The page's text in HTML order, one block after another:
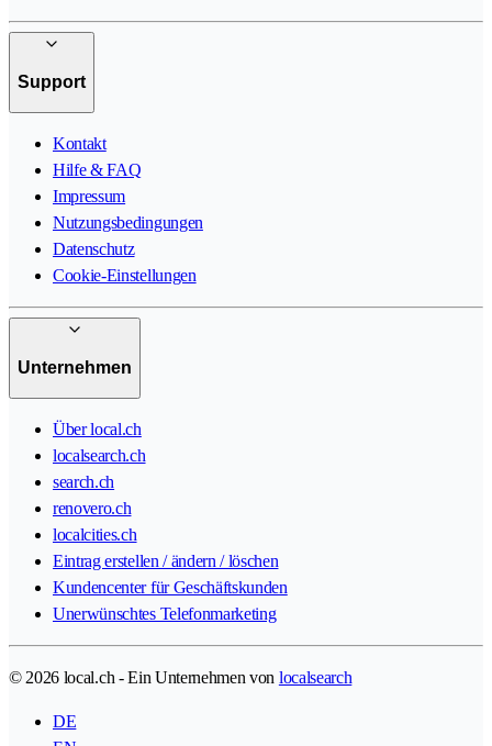
Support
Kontakt
Hilfe & FAQ
Impressum
Nutzungsbedingungen
Datenschutz
Cookie-Einstellungen
Unternehmen
Über local.ch
localsearch.ch
search.ch
renovero.ch
localcities.ch
Eintrag erstellen / ändern / löschen
Kundencenter für Geschäftskunden
Unerwünschtes Telefonmarketing
© 2026 local.ch - Ein Unternehmen von localsearch
DE